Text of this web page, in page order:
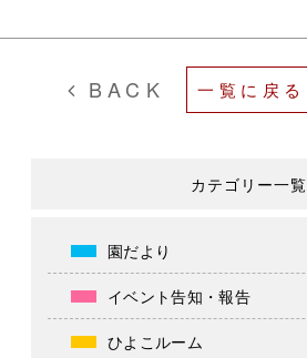
BACK 一覧に戻る
カテゴリー一覧
園だより
イベント告知・報告
ひよこルーム